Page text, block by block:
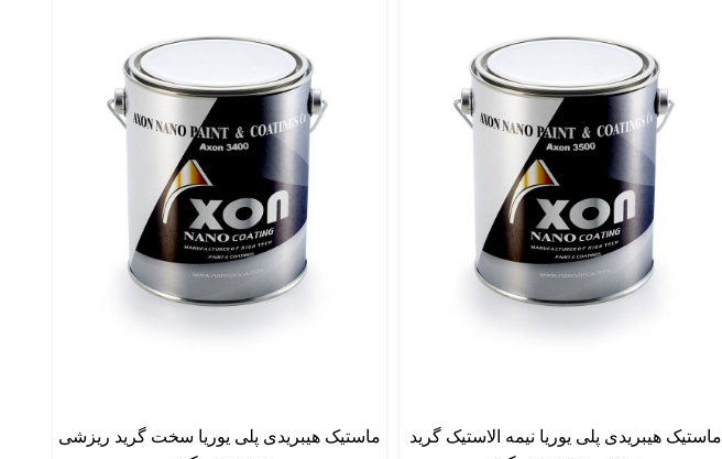
ماستیک هیبریدی پلی یوریا سخت گرید ریزشی
ماستیک هیبریدی پلی یوریا نیمه الاستیک گرید